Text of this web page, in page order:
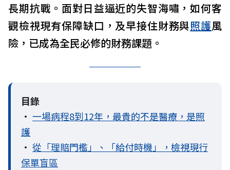
長期抗戰。面對日益逼近的失智海嘯，如何客
觀檢視現有保障缺口，及早接住財務與照護風
險，已成為全民必修的財務課題。
目錄
• 一場病程8到12年，最貴的不是醫療，是照
護
• 從「理賠門檻」、「給付時機」，檢視現行
保單盲區